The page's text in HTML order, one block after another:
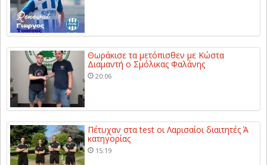
Θωράκισε τα μετόπισθεν με Κώστα
Διαμαντή ο Σμόλικας Φαλάνης
20:06
Πέτυχαν στα test οι Λαρισαίοι διαιτητές Ά
κατηγορίας
15:19